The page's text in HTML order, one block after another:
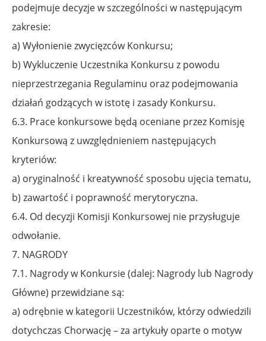
podejmuje decyzje w szczególności w następującym
zakresie:
a) Wyłonienie zwycięzców Konkursu;
b) Wykluczenie Uczestnika Konkursu z powodu
nieprzestrzegania Regulaminu oraz podejmowania
działań godzących w istotę i zasady Konkursu.
6.3. Prace konkursowe będą oceniane przez Komisję
Konkursową z uwzględnieniem następujących
kryteriów:
a) oryginalność i kreatywność sposobu ujęcia tematu,
b) zawartość i poprawność merytoryczna.
6.4. Od decyzji Komisji Konkursowej nie przysługuje
odwołanie.
7. NAGRODY
7.1. Nagrody w Konkursie (dalej: Nagrody lub Nagrody
Główne) przewidziane są:
a) odrębnie w kategorii Uczestników, którzy odwiedzili
dotychczas Chorwację – za artykuły oparte o motyw